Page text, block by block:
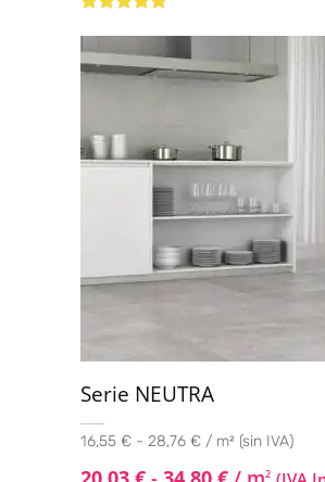
Serie NEUTRA
16,55 € - 28,76 € / m² (sin IVA)
2